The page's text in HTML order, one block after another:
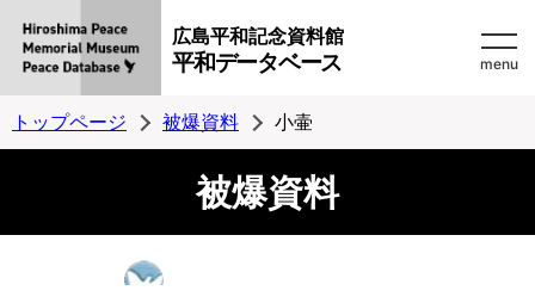
広島平和記念資料館
平和データベース menu
トップページ 被爆資料 小壷
被爆資料